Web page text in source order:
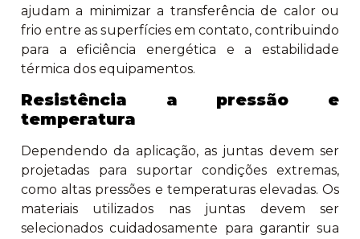
ajudam a minimizar a transferência de calor ou
frio entre as superfícies em contato, contribuindo
para a eficiência energética e a estabilidade
térmica dos equipamentos.
Resistência a pressão e
temperatura
Dependendo da aplicação, as juntas devem ser
projetadas para suportar condições extremas,
como altas pressões e temperaturas elevadas. Os
materiais utilizados nas juntas devem ser
selecionados cuidadosamente para garantir sua